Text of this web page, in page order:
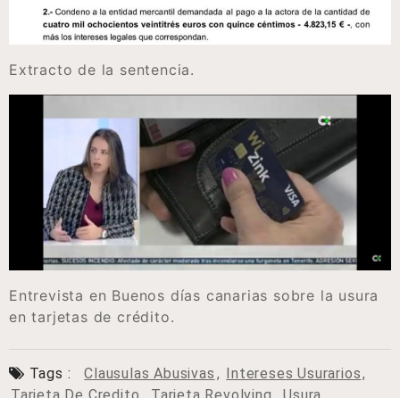
Extracto de la sentencia.
Entrevista en Buenos días canarias sobre la usura
en tarjetas de crédito.
Tags : Clausulas Abusivas , Intereses Usurarios,